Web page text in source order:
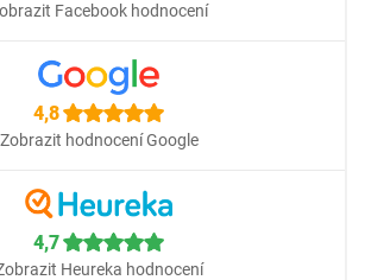
Facebook hodnocení
4,8
Zobrazit hodnocení Google
4,7
Heureka hodnocení